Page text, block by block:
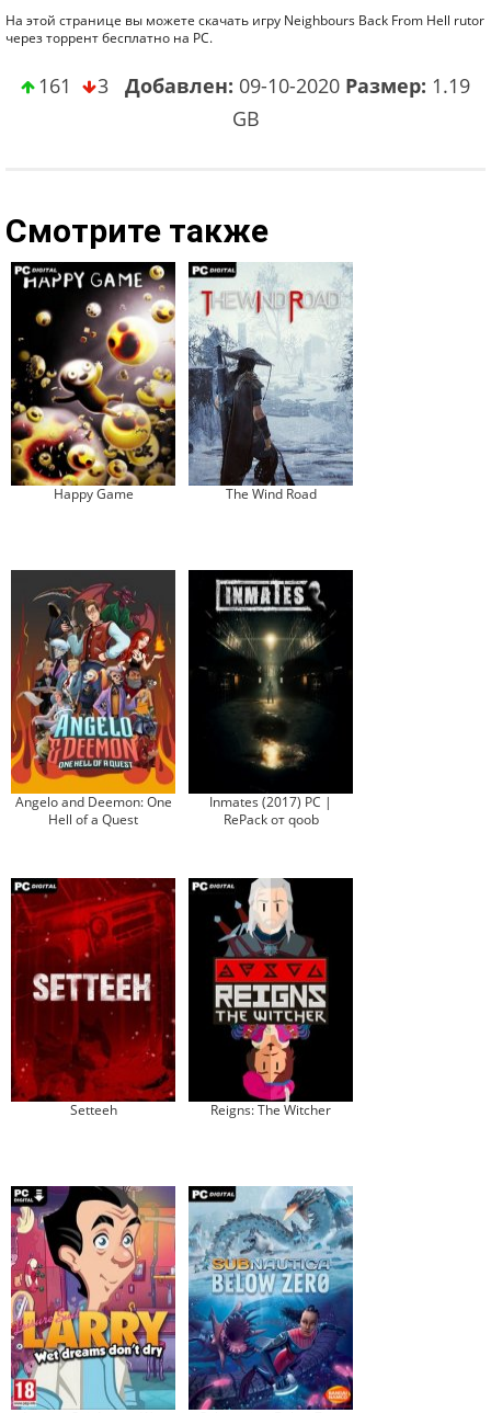
На этой странице вы можете скачать игру Neighbours Back From Hell rutor
через торрент бесплатно на PC.
161 3 Добавлен: 09-10-2020 Размер: 1.19
GB
Смотрите также
Happy Game The Wind Road
Angelo and Deemon: One
Hell of a Quest
Inmates (2017) PC |
RePack от qoob
Setteeh Reigns: The Witcher